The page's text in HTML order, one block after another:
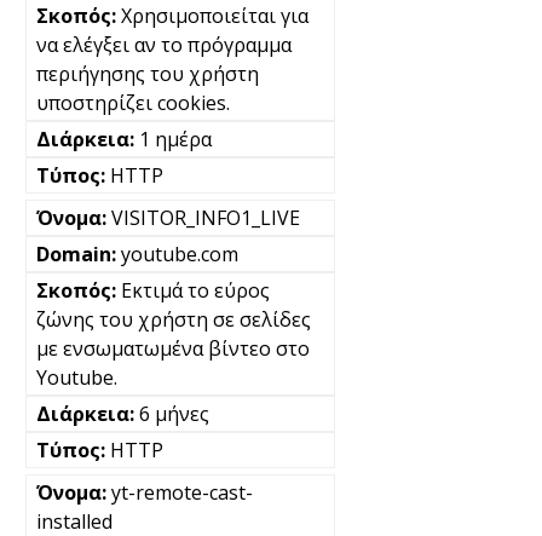
Χρησιμοποιείται για
να ελέγξει αν το πρόγραμμα
περιήγησης του χρήστη
υποστηρίζει cookies.
1 ημέρα
HTTP
VISITOR_INFO1_LIVE
youtube.com
Εκτιμά το εύρος
ζώνης του χρήστη σε σελίδες
με ενσωματωμένα βίντεο στο
Youtube.
6 μήνες
HTTP
yt-remote-cast-
installed